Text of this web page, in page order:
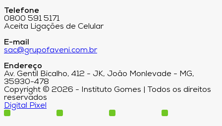
Telefone
0800 591 5171
Aceita Ligações de Celular
E-mail
sac@grupofaveni.com.br
Endereço
Av. Gentil Bicalho, 412 - JK, João Monlevade - MG,
35930-478
Copyright © 2026 - Instituto Gomes | Todos os direitos
reservados
Digital Pixel